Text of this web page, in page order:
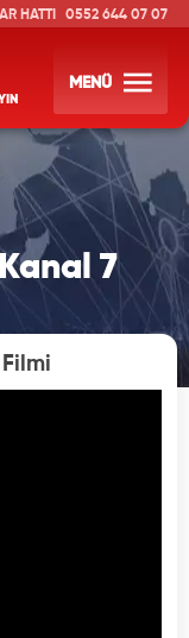
MENÜ
HATTI 0552 644 07 07
7